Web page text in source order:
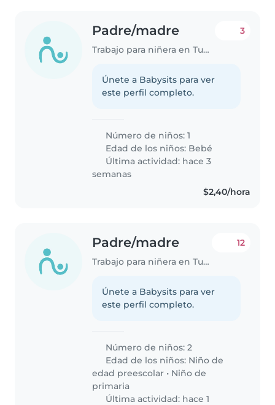
Padre/madre
Trabajo para niñera en Tumbaco
3
Únete a Babysits para ver
este perfil completo.
Número de niños: 1
Edad de los niños: Bebé
Última actividad: hace 3
semanas
$2,40/hora
Padre/madre
Trabajo para niñera en Tumbaco
12
Únete a Babysits para ver
este perfil completo.
Número de niños: 2
Edad de los niños: Niño de
edad preescolar • Niño de
primaria
Última actividad: hace 1